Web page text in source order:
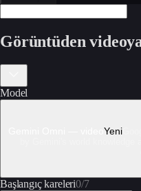
Görüntüden
Model
Yeni
Başlangıç kareleri0/7